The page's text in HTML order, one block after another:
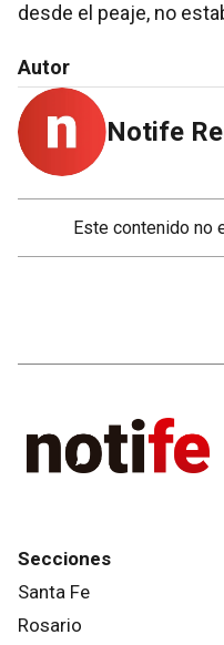
desde el peaje, no
Autor
Notife
Este contenido no
Secciones
Santa Fe
Rosario